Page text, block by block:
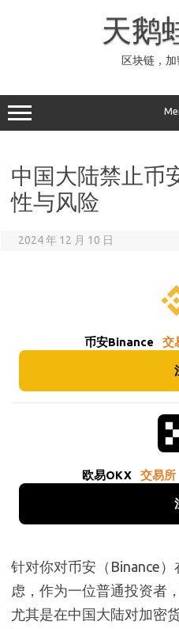
天鹅
区块链，
中国大陆禁止币
性与风险
2024 年 12 月 10 日
币安Binance 交
欧易OKX 交易所
针对你对币安（Binance
虑，作为一位普通投资者
尤其是在中国大陆对加密